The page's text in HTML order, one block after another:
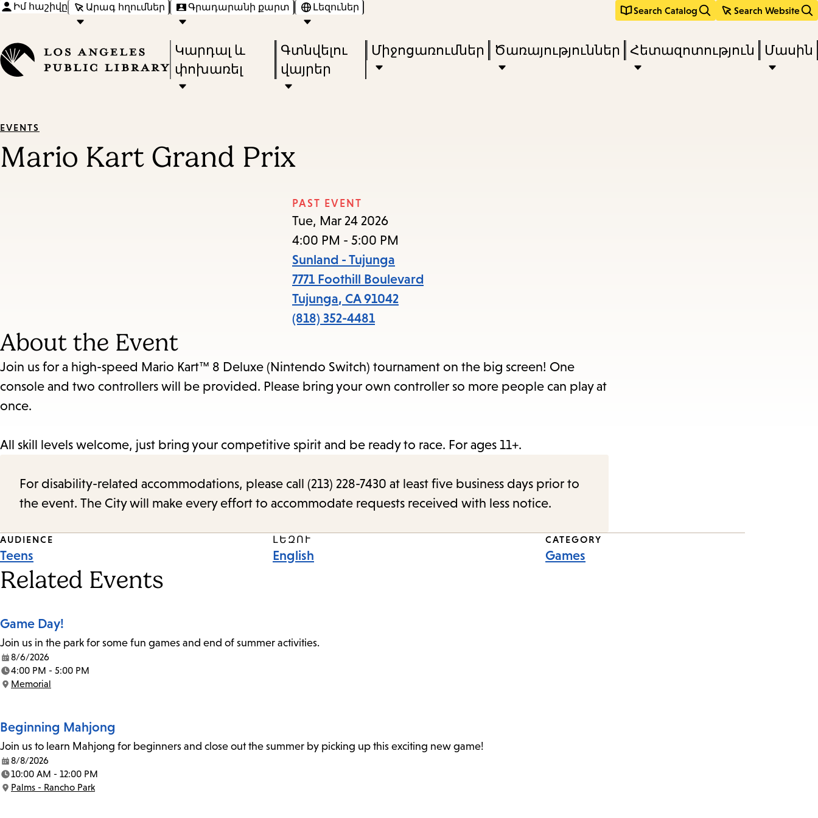
main
main
Իմ հաշիվը Արագ հղումներ Գրադարանի քարտ Լեզուներ Search Catalog Search Website
in
keywords
Press
Enter
to
down
close
the
submenu.
Կարդալ և
փոխառել
Գտնվելու
վայրեր
Միջոցառումներ Ծառայություններ Հետազոտություն Մասին
EVENTS
Mario Kart Grand Prix
PAST EVENT
Tue, Mar 24 2026
4:00 PM - 5:00 PM
Sunland - Tujunga
7771 Foothill Boulevard
Tujunga, CA 91042
(818) 352-4481
About the Event
Join us for a high-speed Mario Kart™ 8 Deluxe (Nintendo Switch) tournament on the big screen! One
console and two controllers will be provided. Please bring your own controller so more people can play at
once.
All skill levels welcome, just bring your competitive spirit and be ready to race. For ages 11+.
For disability-related accommodations, please call (213) 228-7430 at least five business days prior to
the event. The City will make every effort to accommodate requests received with less notice.
Event
Tags
AUDIENCE
Teens
ԼԵԶՈՒ
English
CATEGORY
Games
Related Events
Game Day!
Join us in the park for some fun games and end of summer activities.
Date:
8/6/2026
Time:
4:00 PM - 5:00 PM
Location:
Memorial
Beginning Mahjong
Join us to learn Mahjong for beginners and close out the summer by picking up this exciting new game!
Date:
8/8/2026
Time:
10:00 AM - 12:00 PM
Location:
Palms - Rancho Park